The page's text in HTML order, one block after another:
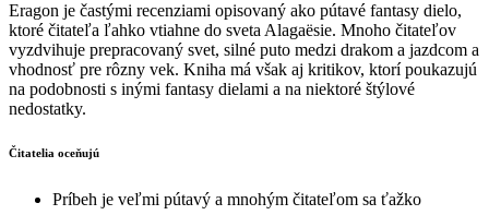
Eragon je častými recenziami opisovaný ako pútavé fantasy dielo,
ktoré čitateľa ľahko vtiahne do sveta Alagaësie. Mnoho čitateľov
vyzdvihuje prepracovaný svet, silné puto medzi drakom a jazdcom a
vhodnosť pre rôzny vek. Kniha má však aj kritikov, ktorí poukazujú
na podobnosti s inými fantasy dielami a na niektoré štýlové
nedostatky.
Čitatelia oceňujú
Príbeh je veľmi pútavý a mnohým čitateľom sa ťažko